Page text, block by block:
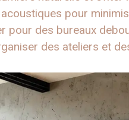
pour
pour des bureaux
des ateliers et